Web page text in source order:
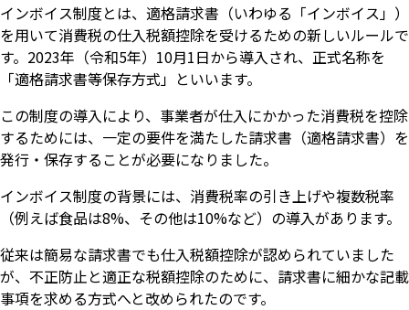
インボイス制度とは、適格請求書（いわゆる「インボイス」）
を用いて消費税の仕入税額控除を受けるための新しいルールで
す。2023年（令和5年）10月1日から導入され、正式名称を
「適格請求書等保存方式」といいます。
この制度の導入により、事業者が仕入にかかった消費税を控除
するためには、一定の要件を満たした請求書（適格請求書）を
発行・保存することが必要になりました。
インボイス制度の背景には、消費税率の引き上げや複数税率
（例えば食品は8%、その他は10%など）の導入があります。
従来は簡易な請求書でも仕入税額控除が認められていました
が、不正防止と適正な税額控除のために、請求書に細かな記載
事項を求める方式へと改められたのです。